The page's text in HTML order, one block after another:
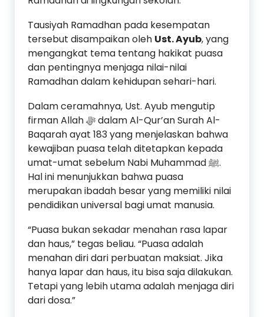
Tausiyah Ramadhan pada kesempatan
tersebut disampaikan oleh Ust. Ayub, yang
mengangkat tema tentang hakikat puasa
dan pentingnya menjaga nilai-nilai
Ramadhan dalam kehidupan sehari-hari.
Dalam ceramahnya, Ust. Ayub mengutip
firman Allah ﷻ dalam Al-Qur’an Surah Al-
Baqarah ayat 183 yang menjelaskan bahwa
kewajiban puasa telah ditetapkan kepada
umat-umat sebelum Nabi Muhammad ﷺ.
Hal ini menunjukkan bahwa puasa
merupakan ibadah besar yang memiliki nilai
pendidikan universal bagi umat manusia.
“Puasa bukan sekadar menahan rasa lapar
dan haus,” tegas beliau. “Puasa adalah
menahan diri dari perbuatan maksiat. Jika
hanya lapar dan haus, itu bisa saja dilakukan.
Tetapi yang lebih utama adalah menjaga diri
dari dosa.”